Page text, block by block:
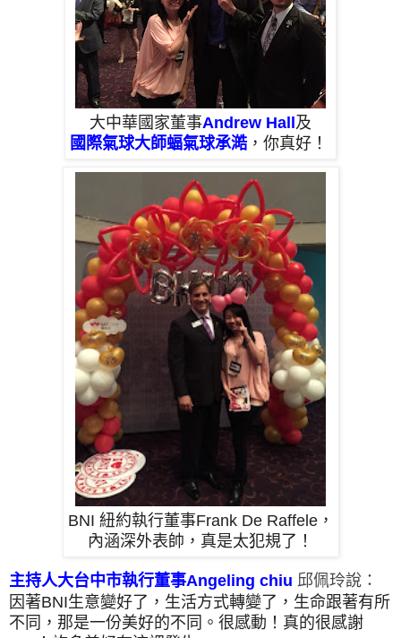
大中華 國家董事Andrew Hall 及
國際氣球大師蝠氣球承澔 ，你真好！
BNI 紐約執行董事Frank De Raffele，
內涵深外表帥，真是太犯規了！
主持人大台中市執行董事Angeling chiu 邱佩玲說：
因著BNI生意變好了，生活方式轉變了，生命跟著有所
不同，那是一份美好的不同。很感動！真的很感謝